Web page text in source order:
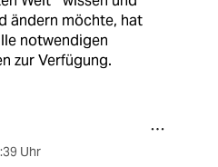
ändern möchte, hat
notwendigen
zur Verfügung.
Uhr